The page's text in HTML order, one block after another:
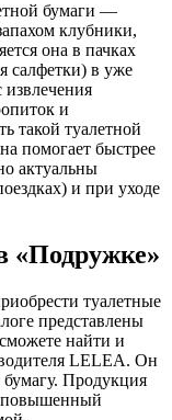
бумаги —
клубники,
она в пачках
салфетки) в уже
извлечения
и
такой туалетной
помогает быстрее
актуальны
и при уходе
«Подружке»
туалетные
представлены
найти и
LELEA. Он
Продукция
повышенный